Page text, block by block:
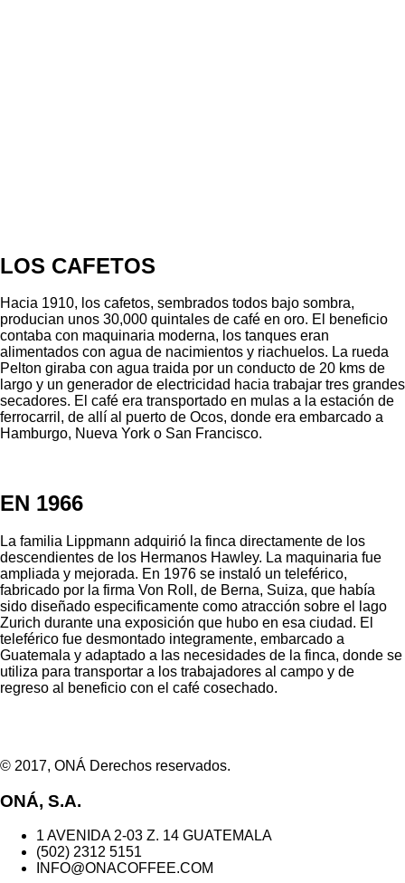
LOS CAFETOS
Hacia 1910, los cafetos, sembrados todos bajo sombra,
producian unos 30,000 quintales de café en oro. El beneficio
contaba con maquinaria moderna, los tanques eran
alimentados con agua de nacimientos y riachuelos. La rueda
Pelton giraba con agua traida por un conducto de 20 kms de
largo y un generador de electricidad hacia trabajar tres grandes
secadores. El café era transportado en mulas a la estación de
ferrocarril, de allí al puerto de Ocos, donde era embarcado a
Hamburgo, Nueva York o San Francisco.
EN 1966
La familia Lippmann adquirió la finca directamente de los
descendientes de los Hermanos Hawley. La maquinaria fue
ampliada y mejorada. En 1976 se instaló un teleférico,
fabricado por la firma Von Roll, de Berna, Suiza, que había
sido diseñado especificamente como atracción sobre el lago
Zurich durante una exposición que hubo en esa ciudad. El
teleférico fue desmontado integramente, embarcado a
Guatemala y adaptado a las necesidades de la finca, donde se
utiliza para transportar a los trabajadores al campo y de
regreso al beneficio con el café cosechado.
© 2017, ONÁ Derechos reservados.
ONÁ, S.A.
1 AVENIDA 2-03 Z. 14 GUATEMALA
(502) 2312 5151
INFO@ONACOFFEE.COM